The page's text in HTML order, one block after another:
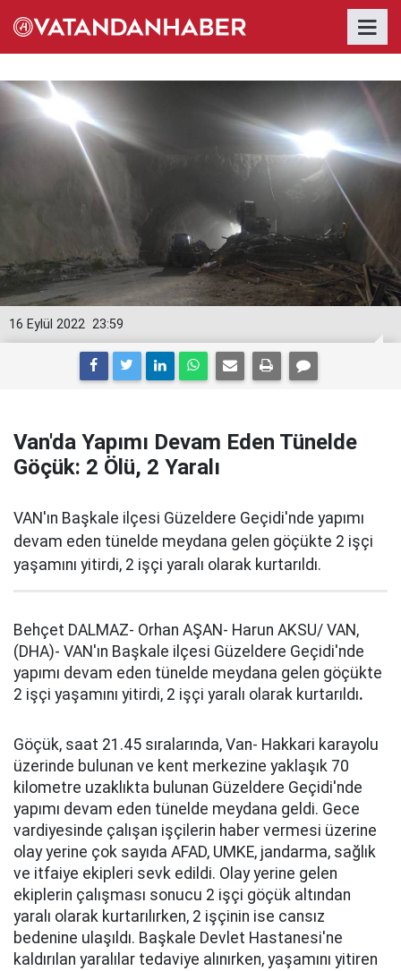
23:59
16 Eylül 2022
Van'da Yapımı Devam Eden Tünelde
Göçük: 2 Ölü, 2 Yaralı
VAN'ın Başkale ilçesi Güzeldere Geçidi'nde yapımı
devam eden tünelde meydana gelen göçükte 2 işçi
yaşamını yitirdi, 2 işçi yaralı olarak kurtarıldı.
Behçet DALMAZ- Orhan AŞAN- Harun AKSU/ VAN,
(DHA)- VAN'ın Başkale ilçesi Güzeldere Geçidi'nde
yapımı devam eden tünelde meydana gelen göçükte
2 işçi yaşamını yitirdi, 2 işçi yaralı olarak kurtarıldı.
Göçük, saat 21.45 sıralarında, Van- Hakkari karayolu
üzerinde bulunan ve kent merkezine yaklaşık 70
kilometre uzaklıkta bulunan Güzeldere Geçidi'nde
yapımı devam eden tünelde meydana geldi. Gece
vardiyesinde çalışan işçilerin haber vermesi üzerine
olay yerine çok sayıda AFAD, UMKE, jandarma, sağlık
ve itfaiye ekipleri sevk edildi. Olay yerine gelen
ekiplerin çalışması sonucu 2 işçi göçük altından
yaralı olarak kurtarılırken, 2 işçinin ise cansız
bedenine ulaşıldı. Başkale Devlet Hastanesi'ne
kaldırılan yaralılar tedaviye alınırken, yaşamını yitiren